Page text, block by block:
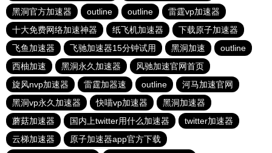
黑洞官方加速器
outline outline
雷霆vp加速器
十大免费网络加速神器
纸飞机加速器
下载原子加速器
飞鱼加速器
飞驰加速器15分钟试用 黑洞加速
outline
西柚加速
黑洞永久加速器
风驰加速官网首页
旋风nvp加速器
雷霆加器速 outline
河马加速官网
黑洞vp永久加速器
快喵vp加速器
黑洞加速器
蘑菇加速器
国内上twitter用什么加速器
twitter加速器
云梯加速器
原子加速器app官方下载